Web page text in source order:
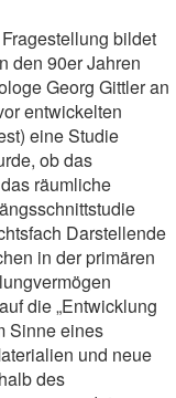
bildet
den 90er Jahren
Georg Gittler an
entwickelten
eine Studie
ob das
räumliche
Darstellende
in der primären
die „Entwicklung
Sinne eines
und neue
des